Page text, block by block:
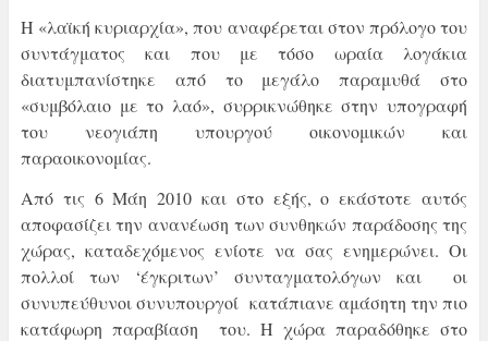
Η «λαϊκή κυριαρχία», που αναφέρεται στον πρόλογο του
συντάγματος και που με τόσο ωραία λογάκια
διατυμπανίστηκε από το μεγάλο παραμυθά στο
«συμβόλαιο με το λαό», συρρικνώθηκε στην υπογραφή
του νεογιάπη υπουργού οικονομικών και
παραοικονομίας.
Από τις 6 Μάη 2010 και στο εξής, ο εκάστοτε αυτός
αποφασίζει την ανανέωση των συνθηκών παράδοσης της
χώρας, καταδεχόμενος ενίοτε να σας ενημερώνει. Οι
πολλοί των ‘έγκριτων’ συνταγματολόγων και οι
συνυπεύθυνοι συνυπουργοί κατάπιανε αμάσητη την πιο
κατάφωρη παραβίαση του. Η χώρα παραδόθηκε στο